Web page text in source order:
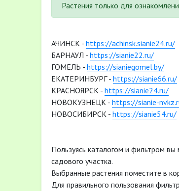
Растения только для
АЧИНСК - https://achinsk.sianie24.ru/
БАРНАУЛ - https://sianie22.ru/
ГОМЕЛЬ - https://sianiegomel.by/
ЕКАТЕРИНБУРГ - https://sianie66.ru/
КРАСНОЯРСК - https://sianie24.ru/
НОВОКУЗНЕЦК - https://sianie-
НОВОСИБИРСК - https://sianie54.ru/
Пользуясь каталогом и фильтром
садового участка.
Выбранные растения поместите в
Для правильного пользования